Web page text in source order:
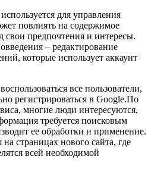
для управления
повлиять на содержимое
свои предпочтения и интересы.
– редактирование
которые использует аккаунт
все пользователи,
регистрироваться в Google.По
многие люди интересуются,
требуется поисковым
ее обработки и применение.
на страницах нового сайта, где
всей необходимой